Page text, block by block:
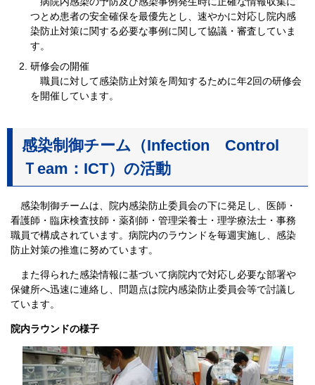
つとめ患者の安全確保を最優先とし、速やかに対応し院内感
染防止対策に関する必要な事例に関して協議・審査していま
す。
研修会の開催
職員に対して感染防止対策を周知するために年2回の研修会
を開催しています。
感染制御チーム（Infection Control
Ｔeam：ICT）の活動
感染制御チームは、院内感染防止委員会の下に発足し、医師・
看護師・臨床検査技師・薬剤師・管理栄養士・理学療法士・事務
職員で構成されています。病院内のラウンドを毎週実施し、感染
防止対策の推進に努めています。
また得られた感染情報に基づいて病院内で対応し必要な部署や
保健所へ迅速に連絡し、問題点は院内感染防止委員会等で討議し
ています。
院内ラウンドの様子